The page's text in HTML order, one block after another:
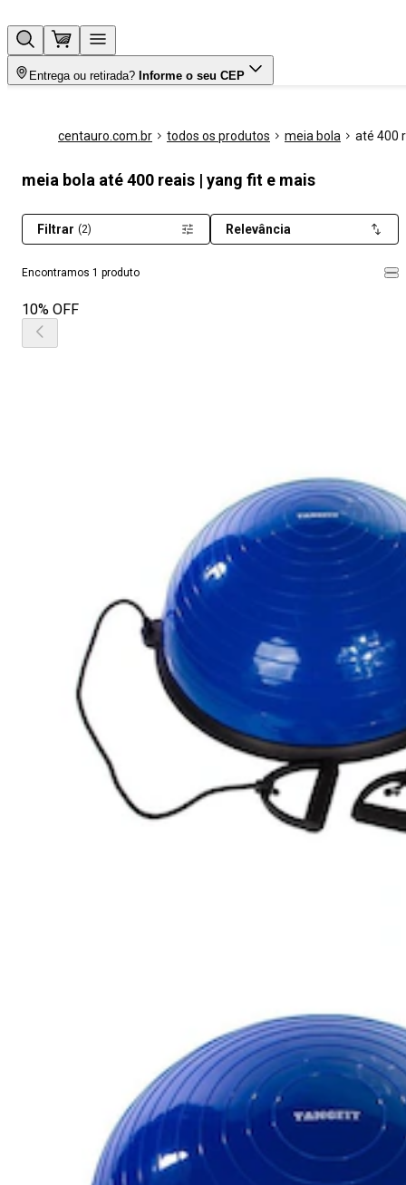
Entrega ou retirada? Informe o seu CEP
centauro.com.br todos os produtos meia bola até 400
meia bola até 400 reais | yang fit e mais
Encontramos 1 produto
Filtrar (2) Relevância
10% OFF